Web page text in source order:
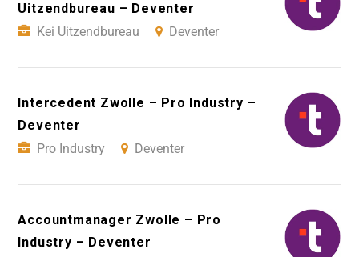
Uitzendbureau – Deventer
Kei Uitzendbureau
Deventer
Intercedent Zwolle – Pro Industry –
Deventer
Pro Industry
Deventer
Accountmanager Zwolle – Pro
Industry – Deventer